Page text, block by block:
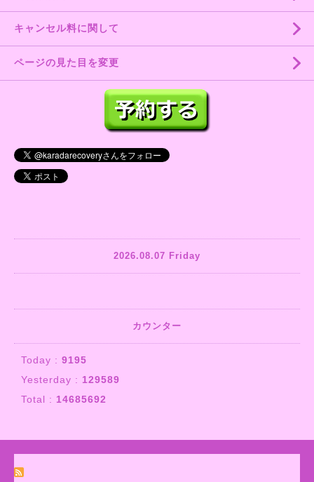
キャンセル料に関して
ページの見た目を変更
2026.08.07 Friday
カウンター
Today : 9195
Yesterday : 129589
Total : 14685692